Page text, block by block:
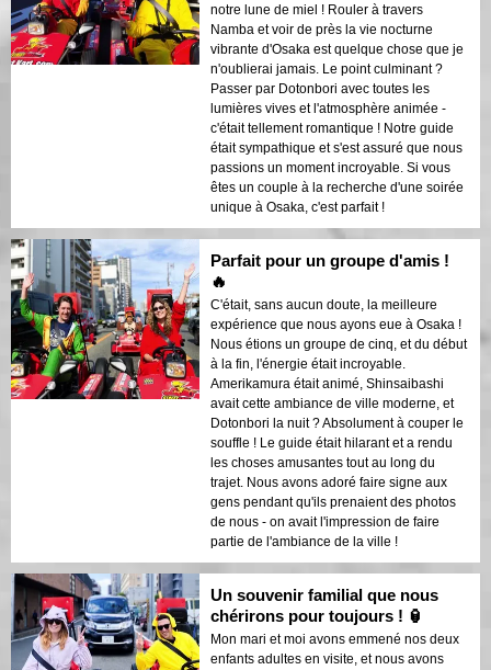
notre lune de miel ! Rouler à travers
Namba et voir de près la vie nocturne
vibrante d'Osaka est quelque chose que je
n'oublierai jamais. Le point culminant ?
Passer par Dotonbori avec toutes les
lumières vives et l'atmosphère animée -
c'était tellement romantique ! Notre guide
était sympathique et s'est assuré que nous
passions un moment incroyable. Si vous
êtes un couple à la recherche d'une soirée
unique à Osaka, c'est parfait !
Parfait pour un groupe d'amis !
🔥
C'était, sans aucun doute, la meilleure
expérience que nous ayons eue à Osaka !
Nous étions un groupe de cinq, et du début
à la fin, l'énergie était incroyable.
Amerikamura était animé, Shinsaibashi
avait cette ambiance de ville moderne, et
Dotonbori la nuit ? Absolument à couper le
souffle ! Le guide était hilarant et a rendu
les choses amusantes tout au long du
trajet. Nous avons adoré faire signe aux
gens pendant qu'ils prenaient des photos
de nous - on avait l'impression de faire
partie de l'ambiance de la ville !
Un souvenir familial que nous
chérirons pour toujours ! 🏮
Mon mari et moi avons emmené nos deux
enfants adultes en visite, et nous avons